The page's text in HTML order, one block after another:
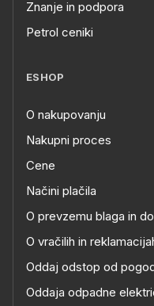
Znanje in podpora
Petrol ceniki
ESHOP
O nakupovanju
Nakupni proces
Cene
Načini plačila
O prevzemu blaga in
O vračilih in
Oddaj odstop od
Oddaja odpadne